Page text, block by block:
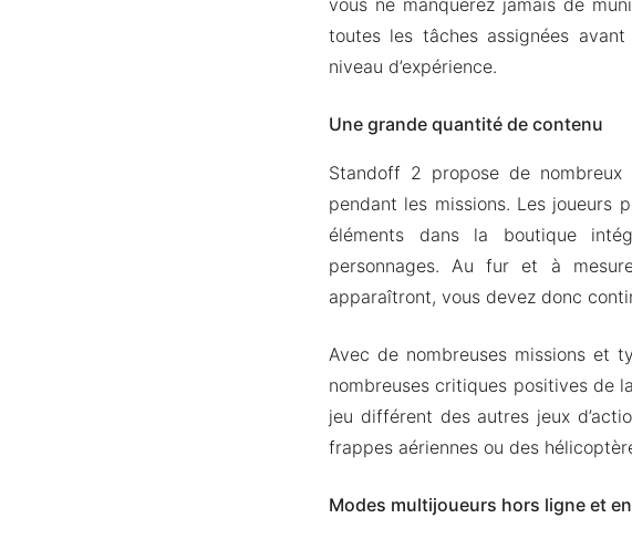
vous ne manquerez jamais de
toutes les tâches assignées
niveau d’expérience.
Une grande quantité de contenu
Standoff 2 propose de
pendant les missions. Les joueurs
éléments dans la boutique
personnages. Au fur et à
apparaîtront, vous devez donc
Avec de nombreuses missions et
nombreuses critiques positives de
jeu différent des autres jeux
frappes aériennes ou des
Modes multijoueurs hors ligne et